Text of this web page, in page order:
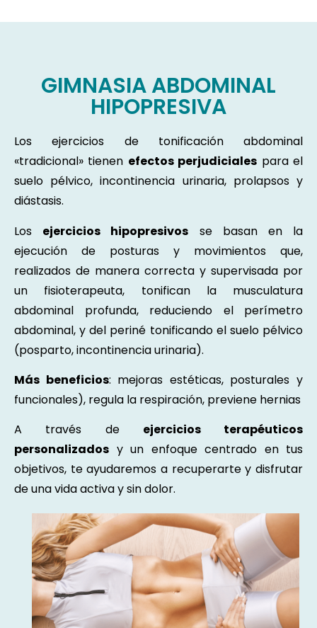
GIMNASIA ABDOMINAL
HIPOPRESIVA
Los ejercicios de tonificación abdominal
«tradicional» tienen efectos perjudiciales para el
suelo pélvico, incontinencia urinaria, prolapsos y
diástasis.
Los ejercicios hipopresivos se basan en la
ejecución de posturas y movimientos que,
realizados de manera correcta y supervisada por
un fisioterapeuta, tonifican la musculatura
abdominal profunda, reduciendo el perímetro
abdominal, y del periné tonificando el suelo pélvico
(posparto, incontinencia urinaria).
Más beneficios: mejoras estéticas, posturales y
funcionales), regula la respiración, previene hernias
A través de ejercicios terapéuticos
personalizados y un enfoque centrado en tus
objetivos, te ayudaremos a recuperarte y disfrutar
de una vida activa y sin dolor.